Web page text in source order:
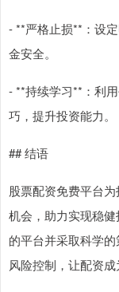
- **严格止损**：设
金安全。
- **持续学习**：利
巧，提升投资能力。
## 结语
股票配资免费平台
机会，助力实现稳
的平台并采取科学
风险控制，让配资成